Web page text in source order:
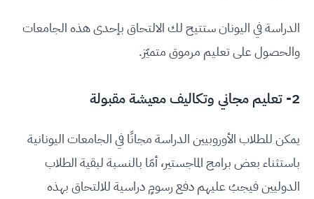
الدراسة في اليونان ستتيح لك الالتحاق بإحدى هذه الجامعات
والحصول على تعليم مرموق متميّز.
2- تعليم مجاني وتكاليف معيشة مقبولة
يمكن للطلاب الأوروبيين الدراسة مجانًا في الجامعات اليونانية
باستثناء بعض برامج الماجستير، أمّا بالنسبة لبقية الطلاب
الدوليين فيجبُ عليهم دفع رسومٍ دراسية للالتحاق بهذه